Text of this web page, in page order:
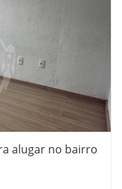
alugar no bairro